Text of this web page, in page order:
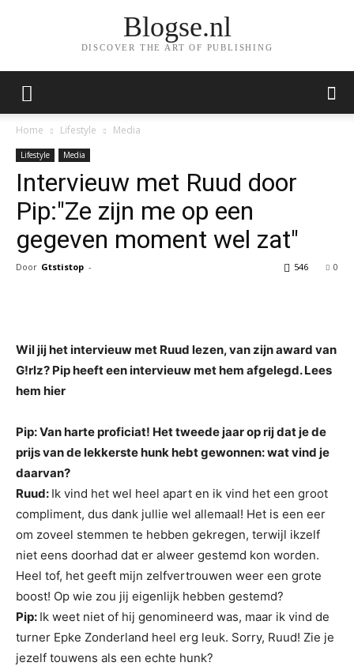
Blogse.nl
DISCOVER THE ART OF PUBLISHING
Home Lifestyle Media
Lifestyle Media
Intervieuw met Ruud door
Pip:"Ze zijn me op een
gegeven moment wel zat"
Door Gtstistop - 0
546
Wil jij het intervieuw met Ruud lezen, van zijn award van
G!rlz? Pip heeft een intervieuw met hem afgelegd. Lees
hem hier
Pip: Van harte proficiat! Het tweede jaar op rij dat je de
prijs van de lekkerste hunk hebt gewonnen: wat vind je
daarvan?
Ruud: Ik vind het wel heel apart en ik vind het een groot
compliment, dus dank jullie wel allemaal! Het is een eer
om zoveel stemmen te hebben gekregen, terwijl ikzelf
niet eens doorhad dat er alweer gestemd kon worden.
Heel tof, het geeft mijn zelfvertrouwen weer een grote
boost! Op wie zou jij eigenlijk hebben gestemd?
Pip: Ik weet niet of hij genomineerd was, maar ik vind de
turner Epke Zonderland heel erg leuk. Sorry, Ruud! Zie je
jezelf touwens als een echte hunk?